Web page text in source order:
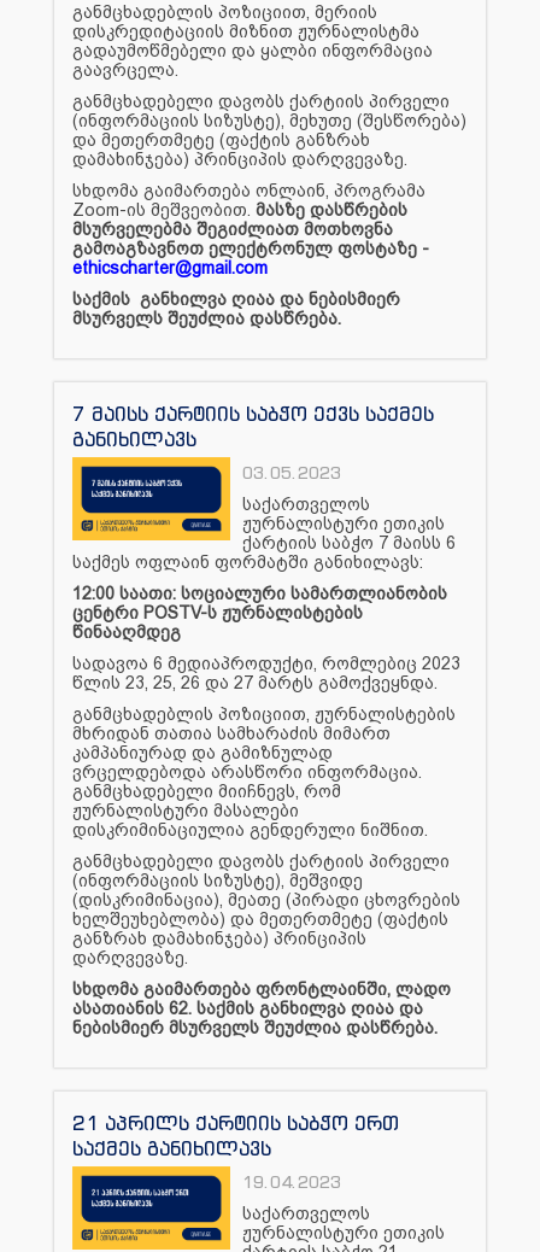
განმცხადებლის პოზიციით, მერიის
დისკრედიტაციის მიზნით ჟურნალისტმა
გადაუმოწმებელი და ყალბი ინფორმაცია
გაავრცელა.
განმცხადებელი დავობს ქარტიის პირველი
(ინფორმაციის სიზუსტე), მეხუთე (შესწორება)
და მეთერთმეტე (ფაქტის განზრახ
დამახინჯება) პრინციპის დარღვევაზე.
სხდომა გაიმართება ონლაინ, პროგრამა
Zoom-ის მეშვეობით. მასზე დასწრების
მსურველებმა შეგიძლიათ მოთხოვნა
გამოაგზავნოთ ელექტრონულ ფოსტაზე -
ethicscharter@gmail.com
საქმის განხილვა ღიაა და ნებისმიერ
მსურველს შეუძლია დასწრება.
7 მაისს ქარტიის საბჭო ექვს საქმეს
განიხილავს
03.05.2023
საქართველოს
ჟურნალისტური ეთიკის
ქარტიის საბჭო 7 მაისს 6
საქმეს ოფლაინ ფორმატში განიხილავს:
12:00 საათი: სოციალური სამართლიანობის
ცენტრი POSTV-ს ჟურნალისტების
წინააღმდეგ
სადავოა 6 მედიაპროდუქტი, რომლებიც 2023
წლის 23, 25, 26 და 27 მარტს გამოქვეყნდა.
განმცხადებლის პოზიციით, ჟურნალისტების
მხრიდან თათია სამხარაძის მიმართ
კამპანიურად და გამიზნულად
ვრცელდებოდა არასწორი ინფორმაცია.
განმცხადებელი მიიჩნევს, რომ
ჟურნალისტური მასალები
დისკრიმინაციულია გენდერული ნიშნით.
განმცხადებელი დავობს ქარტიის პირველი
(ინფორმაციის სიზუსტე), მეშვიდე
(დისკრიმინაცია), მეათე (პირადი ცხოვრების
ხელშეუხებლობა) და მეთერთმეტე (ფაქტის
განზრახ დამახინჯება) პრინციპის
დარღვევაზე.
სხდომა გაიმართება ფრონტლაინში, ლადო
ასათიანის 62. საქმის განხილვა ღიაა და
ნებისმიერ მსურველს შეუძლია დასწრება.
21 აპრილს ქარტიის საბჭო ერთ
საქმეს განიხილავს
19.04.2023
საქართველოს
ჟურნალისტური ეთიკის